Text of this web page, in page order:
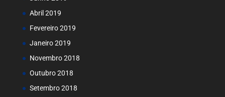
Abril 2019
Fevereiro 2019
Janeiro 2019
Novembro 2018
Outubro 2018
Setembro 2018